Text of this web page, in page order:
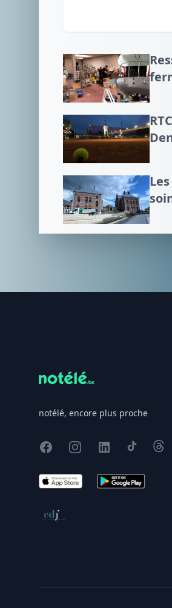
notélé, encore plus proche
FacebookInstagram
X TikTok
App Store Google Play
Conseil de déontologie